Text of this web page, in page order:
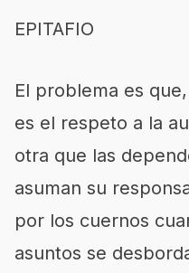
EPITAFIO
El problema es
es el respeto a la
otra que las
asuman su
por los cuernos
asuntos se